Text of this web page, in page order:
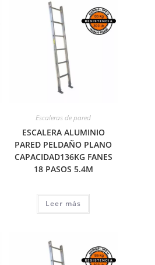
Escaleras de pared
ESCALERA ALUMINIO
PARED PELDAÑO PLANO
CAPACIDAD136KG FANES
18 PASOS 5.4M
Leer más